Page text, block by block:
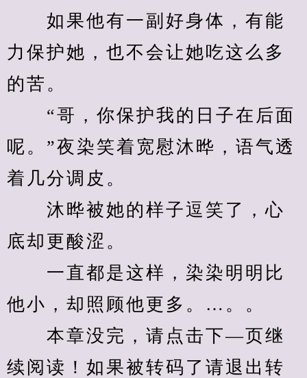
如果他有一副好身体，有能
力保护她，也不会让她吃这么多
的苦。
“哥，你保护我的日子在后面
呢。”夜染笑着宽慰沐晔，语气透
着几分调皮。
沐晔被她的样子逗笑了，心
底却更酸涩。
一直都是这样，染染明明比
他小，却照顾他更多。…。。
本章没完，请点击下—页继
续阅读！如果被转码了请退出转